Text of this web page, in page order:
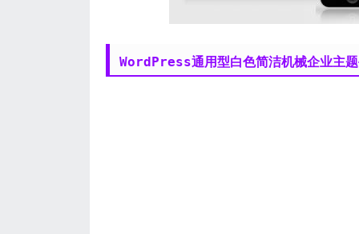
WordPress通用型白色简洁机械企业主